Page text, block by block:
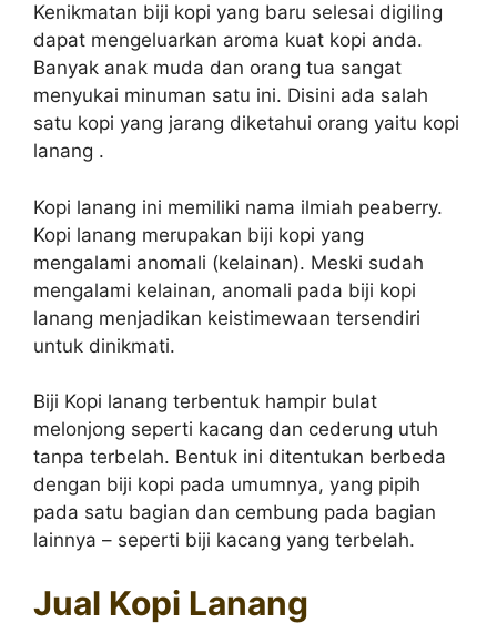
Kenikmatan biji kopi yang baru selesai digiling
dapat mengeluarkan aroma kuat kopi anda.
Banyak anak muda dan orang tua sangat
menyukai minuman satu ini. Disini ada salah
satu kopi yang jarang diketahui orang yaitu kopi
lanang .
Kopi lanang ini memiliki nama ilmiah peaberry.
Kopi lanang merupakan biji kopi yang
mengalami anomali (kelainan). Meski sudah
mengalami kelainan, anomali pada biji kopi
lanang menjadikan keistimewaan tersendiri
untuk dinikmati.
Biji Kopi lanang terbentuk hampir bulat
melonjong seperti kacang dan cederung utuh
tanpa terbelah. Bentuk ini ditentukan berbeda
dengan biji kopi pada umumnya, yang pipih
pada satu bagian dan cembung pada bagian
lainnya – seperti biji kacang yang terbelah.
Jual Kopi Lanang